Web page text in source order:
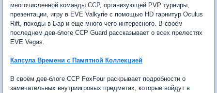
многочисленной команды ССР, организующей PVP турниры,
презентации, игру в EVE Valkyrie с помощью HD гарнитур Oculus
Rift, походы в Бар и еще много чего интересного. В своём
последнем дев-блоге CCP Guard рассказывает о всех прелестях
EVE Vegas.
Капсула Времени с Памятной Коллекцией
В своём дев-блоге CCP FoxFour раскрывает подробности о
замечательных внутриигровых предметах, которые войдут в